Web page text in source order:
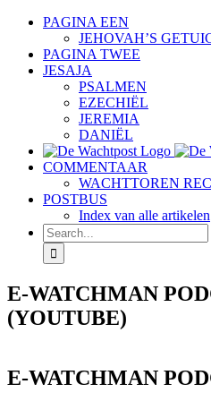
Skip
content
PAGINA EEN
JEHOVAH’S
PAGINA TWEE
JESAJA
PSALMEN
EZECHIËL
JEREMIA
DANIËL
COMMENTAAR
WACHTTOREN
POSTBUS
Index van alle artikelen
Search
for:
E-WATCHMAN
(YOUTUBE)
E-WATCHMAN